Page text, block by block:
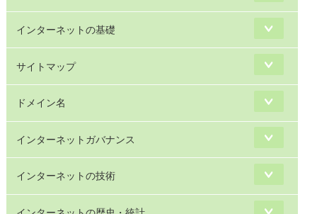
インターネットの基礎
サイトマップ
ドメイン名
インターネットガバナンス
インターネットの技術